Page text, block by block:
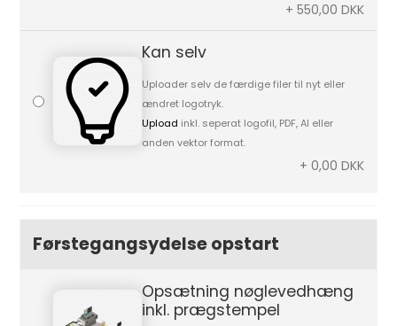
+ 550,00 DKK
Kan selv
Uploader selv de færdige filer til nyt eller
ændret logotryk.
Upload inkl. seperat logofil, PDF, AI eller
anden vektor format.
+ 0,00 DKK
Førstegangsydelse opstart
Opsætning nøglevedhæng
inkl. prægstempel